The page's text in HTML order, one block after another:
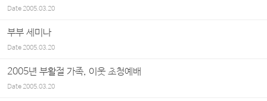
Date2005.03.20
부부 세미나
Date2005.03.20
2005년 부활절 가족, 이웃 초청예배
Date2005.03.20